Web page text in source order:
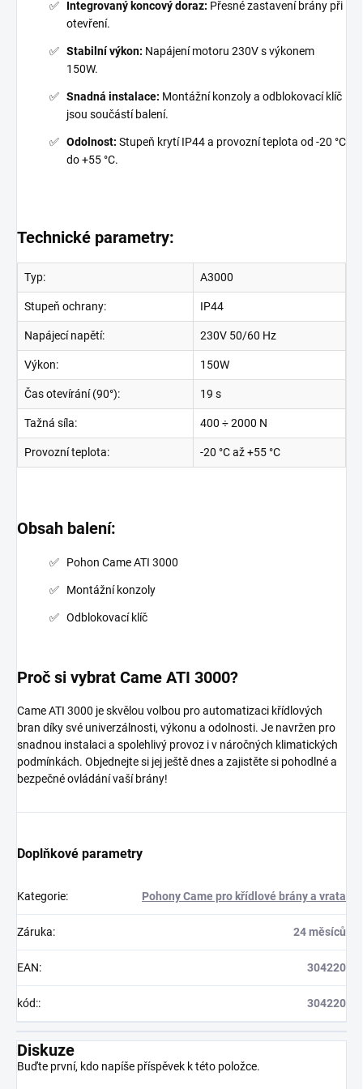
Integrovaný koncový doraz: Přesné zastavení brány při
otevření.
Stabilní výkon: Napájení motoru 230V s výkonem
150W.
Snadná instalace: Montážní konzoly a odblokovací klíč
jsou součástí balení.
Odolnost: Stupeň krytí IP44 a provozní teplota od -20 °C
do +55 °C.
Technické parametry:
Typ: A3000
Stupeň ochrany: IP44
Napájecí napětí: 230V 50/60 Hz
Výkon: 150W
Čas otevírání (90°): 19 s
Tažná síla: 400 ÷ 2000 N
Provozní teplota: -20 °C až +55 °C
Obsah balení:
Pohon Came ATI 3000
Montážní konzoly
Odblokovací klíč
Proč si vybrat Came ATI 3000?
Came ATI 3000 je skvělou volbou pro automatizaci křídlových
bran díky své univerzálnosti, výkonu a odolnosti. Je navržen pro
snadnou instalaci a spolehlivý provoz i v náročných klimatických
podmínkách. Objednejte si jej ještě dnes a zajistěte si pohodlné a
bezpečné ovládání vaší brány!
Doplňkové parametry
Kategorie: Pohony Came pro křídlové brány a vrata
Záruka: 24 měsíců
EAN: 304220
kód:: 304220
Diskuze
Buďte první, kdo napíše příspěvek k této položce.